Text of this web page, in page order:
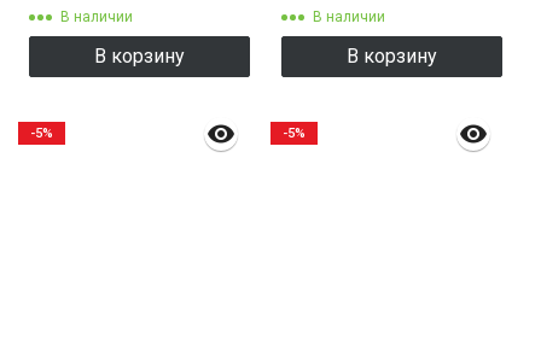
В наличии
В корзину
В наличии
В корзину
-5% -5%